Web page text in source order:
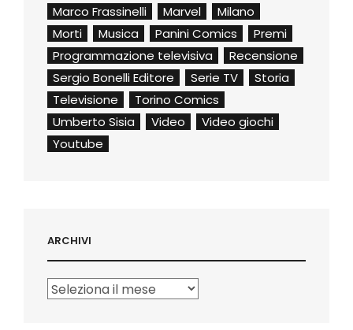
Marco Frassinelli
Marvel
Milano
Morti
Musica Panini Comics
Premi
Programmazione televisiva
Recensione
Sergio Bonelli Editore
Serie TV
Storia
Televisione
Torino Comics
Umberto Sisia
Video
Video giochi
Youtube
ARCHIVI
Archivi